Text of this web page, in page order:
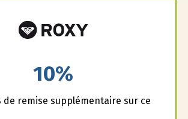
10%
de remise supplémentaire sur ce